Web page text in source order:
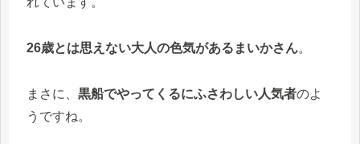
26歳とは思えない大人の色気があるまいかさん。
まさに、 黒船でやってくるにふさわしい人気者のよ
うですね。